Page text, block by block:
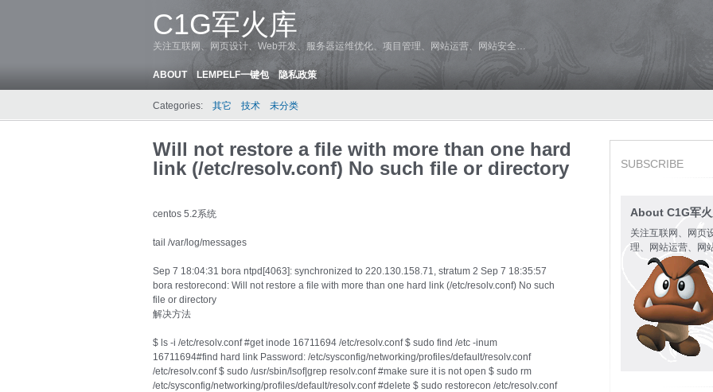
C1G军火库
关注互联网、网页设计、Web开发、服务器运维优化、项目管理、网站运营、网站安全…
ABOUT LEMPELF一键包 隐私政策
Categories: 其它 技术 未分类
Will not restore a file with more than one hard
link (/etc/resolv.conf) No such file or directory
centos 5.2系统
tail /var/log/messages
Sep 7 18:04:31 bora ntpd[4063]: synchronized to 220.130.158.71, stratum 2 Sep 7 18:35:57
bora restorecond: Will not restore a file with more than one hard link (/etc/resolv.conf) No such
file or directory
解决方法
$ ls -i /etc/resolv.conf #get inode 16711694 /etc/resolv.conf $ sudo find /etc -inum
16711694#find hard link Password: /etc/sysconfig/networking/profiles/default/resolv.conf
/etc/resolv.conf $ sudo /usr/sbin/lsof|grep resolv.conf #make sure it is not open $ sudo rm
/etc/sysconfig/networking/profiles/default/resolv.conf #delete $ sudo restorecon /etc/resolv.conf
SUBSCRIBE
About C1G军
关注互联网、网页
理、网站运营、网